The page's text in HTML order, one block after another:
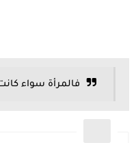
فالمرأة سواء